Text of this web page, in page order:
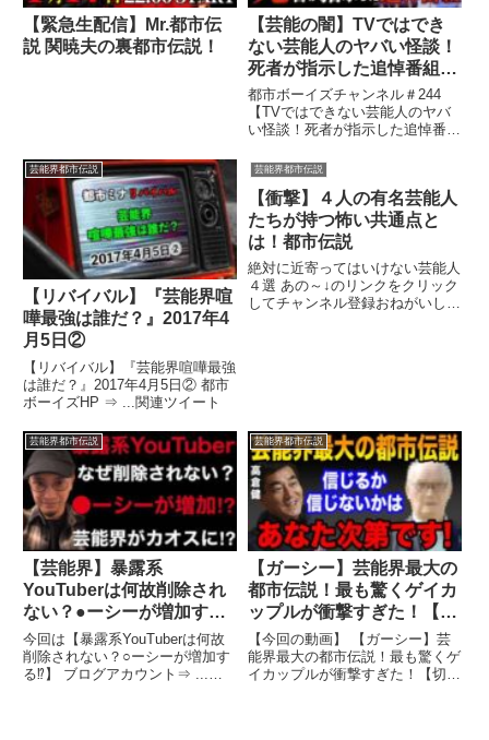
【緊急生配信】Mr.都市伝
説 関暁夫の裏都市伝説！
【芸能の闇】TVではでき
ない芸能人のヤバい怪談！
死者が指示した追悼番組⁉
【怪談】
都市ボーイズチャンネル＃244
【TVではできない芸能人のヤバ
い怪談！死者が指示した追悼番
関連ツイート
芸能界都市伝説
【リバイバル】『芸能界喧
嘩最強は誰だ？』2017年4
月5日②
【リバイバル】『芸能界喧嘩最強
は誰だ？』2017年4月5日② 都市
ボーイズHP ⇒ ...関連ツイート
芸能界都市伝説
【衝撃】４人の有名芸能人
たちが持つ怖い共通点と
は！都市伝説
絶対に近寄ってはいけない芸能人
４選 あの～↓のリンクをクリック
してチャンネル登録おねがいしま
芸能界都市伝説
【芸能界】暴露系
YouTuberは何故削除され
ない？●ーシーが増加する⁉︎
【暴露系】
今回は【暴露系YouTuberは何故
削除されない？○ーシーが増加す
る⁉︎】 ブログアカウント⇒ ...関
芸能界都市伝説
【ガーシー】芸能界最大の
都市伝説！最も驚くゲイカ
ップルが衝撃すぎた！【切
り抜き/ガーシーch/暴露】
#Shorts
【今回の動画】 【ガーシー】芸
能界最大の都市伝説！最も驚くゲ
イカップルが衝撃すぎた！【切り